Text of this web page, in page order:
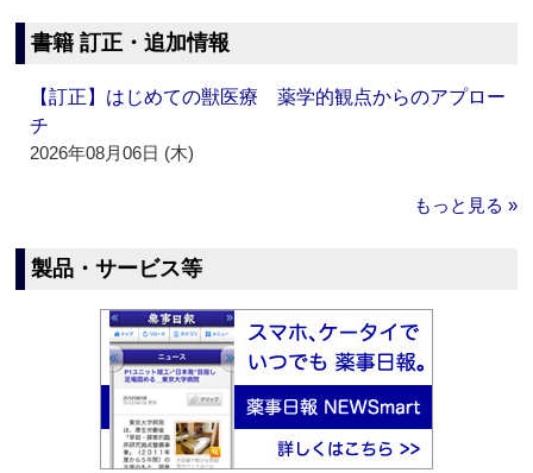
書籍 訂正・追加情報
【訂正】はじめての獣医療 薬学的観点からのアプロー
チ
2026年08月06日 (木)
もっと見る »
製品・サービス等